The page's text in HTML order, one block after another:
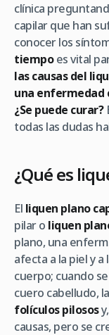
clínica
capilar que han
conocer los
tiempoes vital
las causas del
una enfermedad
¿Se puede curar?
todas las dudas
¿Qué es
El liquen plano
pilar o liquen
plano, una
afecta a la piel y a
cuerpo; cuando
cuero cabelludo,
folículos pilosos
causas, pero se